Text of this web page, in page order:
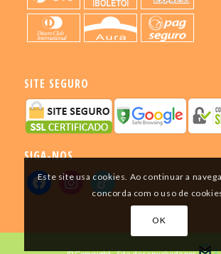
SITE SEGURO
SIGA-NOS
Este site usa cookies. Ao continuar a
concorda com o uso de
OK